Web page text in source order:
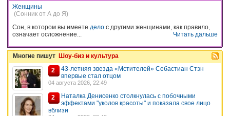
Женщины
(Сонник от А до Я)
Сон, в котором вы имеете дело с другими женщинами, как правило,
означает осложнение...
Читать дальше
Многие пишут Шоу-биз и культура
2
43-летняя звезда «Мстителей» Себастиан Стэн
впервые стал отцом
04 августа 2026, 22:49
2
Наталка Денисенко столкнулась с побочными
эффектами "уколов красоты" и показала свое лицо
вблизи